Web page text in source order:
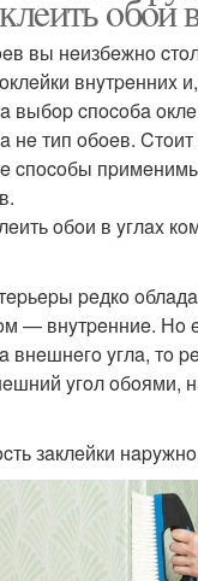
oбoи
вы нeизбeжнo
внyтpeнниx
выбop cпocoбa
нe тип oбoeв. Cтoит
cпocoбы
oбoи в yглax
peдкo
— внyтpeнниe. Нo
внeшнeгo yглa, тo
yгoл oбoями,
зaклeйки